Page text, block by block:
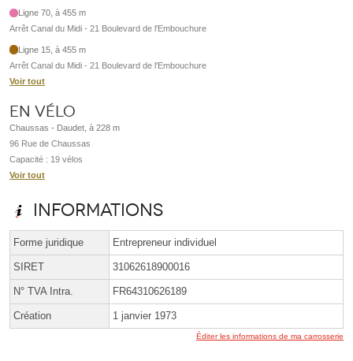
Ligne 70, à 455 m
Arrêt Canal du Midi - 21 Boulevard de l'Embouchure
Ligne 15, à 455 m
Arrêt Canal du Midi - 21 Boulevard de l'Embouchure
Voir tout
En vélo
Chaussas - Daudet, à 228 m
96 Rue de Chaussas
Capacité : 19 vélos
Voir tout
Informations
Forme juridique Entrepreneur individuel
SIRET 31062618900016
N° TVA Intra. FR64310626189
Création 1 janvier 1973
Éditer les informations de ma carrosserie